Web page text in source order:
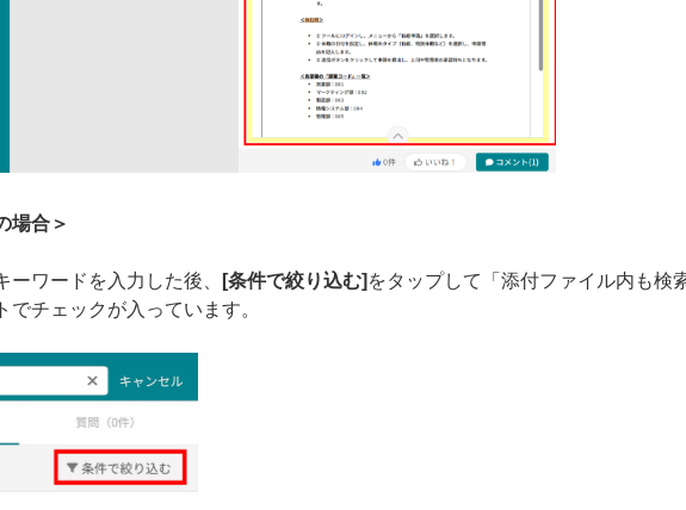
場合＞
ワードを入力した後、 [条件で絞り込む] をタップして「添付ファイル内も検
チェックが入っています。